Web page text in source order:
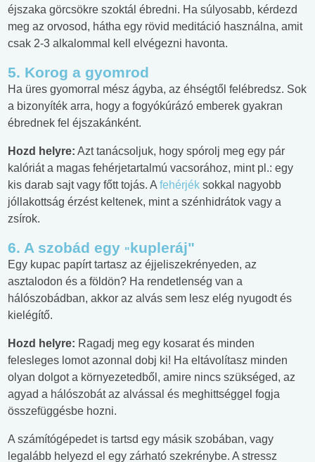
éjszaka görcsökre szoktál ébredni. Ha súlyosabb, kérdezd
meg az orvosod, hátha egy rövid meditáció használna, amit
csak 2-3 alkalommal kell elvégezni havonta.
5. Korog a gyomrod
Ha üres gyomorral mész ágyba, az éhségtől felébredsz. Sok
a bizonyíték arra, hogy a fogyókúrázó emberek gyakran
ébrednek fel éjszakánként.
Hozd helyre: Azt tanácsoljuk, hogy spórolj meg egy pár
kalóriát a magas fehérjetartalmú vacsorához, mint pl.: egy
kis darab sajt vagy főtt tojás. A fehérjék sokkal nagyobb
jóllakottság érzést keltenek, mint a szénhidrátok vagy a
zsírok.
6. A szobád egy "kupleráj"
Egy kupac papírt tartasz az éjjeliszekrényeden, az
asztalodon és a földön? Ha rendetlenség van a
hálószobádban, akkor az alvás sem lesz elég nyugodt és
kielégítő.
Hozd helyre: Ragadj meg egy kosarat és minden
felesleges lomot azonnal dobj ki! Ha eltávolítasz minden
olyan dolgot a környezetedből, amire nincs szükséged, az
agyad a hálószobát az alvással és meghittséggel fogja
összefüggésbe hozni.
A számítógépedet is tartsd egy másik szobában, vagy
legalább helyezd el egy zárható szekrénybe. A stressz